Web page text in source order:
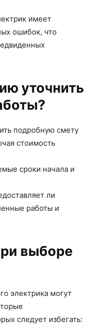
имеет
ошибок, что
уточнить
подробную смету
стоимость
сроки начала и
ли
работы и
выборе
электрика могут
следует избегать: